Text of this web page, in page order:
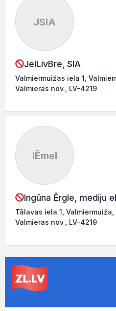
JSIA
JelLivBre, SIA
Valmiermuižas iela 1,
Valmieras nov., LV-4219
IĒmeI
Ingūna Ērgle, mediju
Tālavas iela 1, Valmiermuiža,
Valmieras nov., LV-4219